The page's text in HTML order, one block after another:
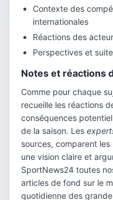
Contexte des
internationales
Réactions des
Perspectives et
Notes et réactions
Comme pour chaque
recueille les réactions
conséquences
de la saison. Les
sources, comparent
une vision claire et
SportNews24 toutes
articles de fond sur le
quotidienne des